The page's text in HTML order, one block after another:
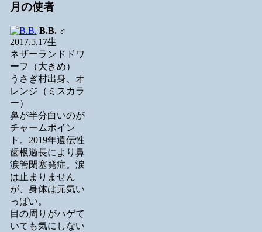
月の使者
B.B.♂
2017.5.17生
ネザーランドドワ
ーフ（大きめ）
うさぎ村出身、オ
レンジ（ミスカラ
ー）
鼻が半分白いのが
チャームポイン
ト。2019年遺伝性
歯根過長により鼻
涙管閉塞発症。涙
は止まりません
が、身体は元気い
っぱい。
目の周りがハゲて
いても気にしない